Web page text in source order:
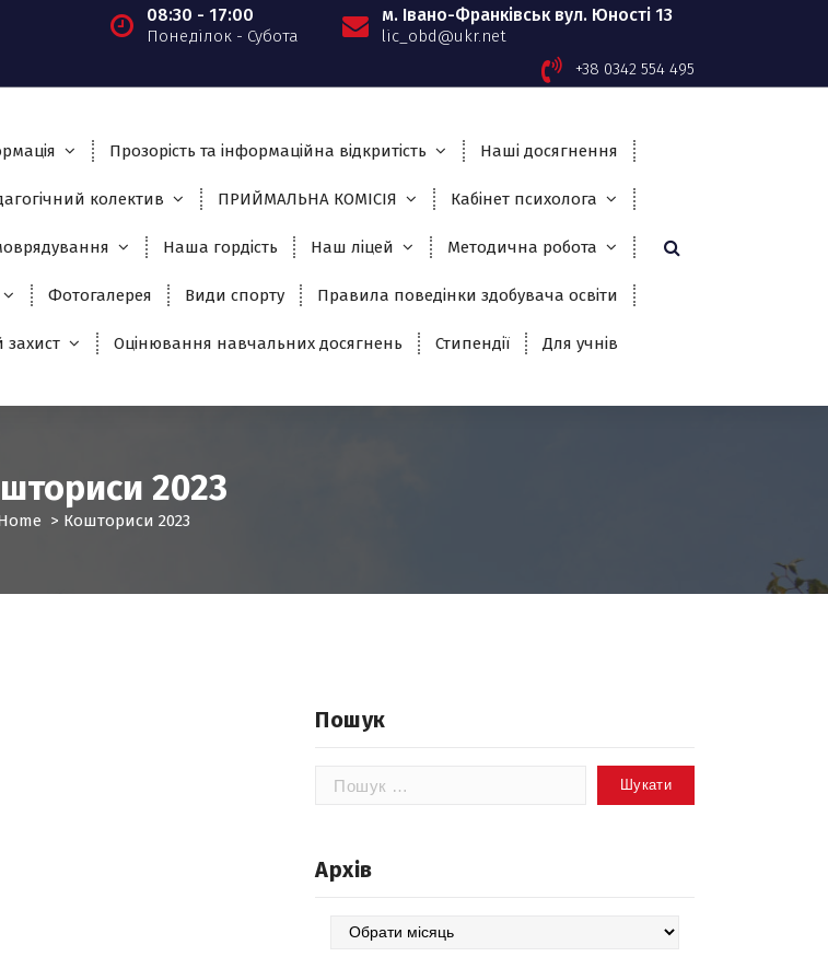
08:30 - 17:00
Понеділок - Субота
м. Івано-Франківськ вул. Юності 13
lic_obd@ukr.net
+38 0342 554 495
Прозорість та інформаційна відкритість Наші досягнення
колектив ПРИЙМАЛЬНА КОМІСІЯ Кабінет психолога
Наша гордість Наш ліцей Методична робота
Фотогалерея Види спорту Правила поведінки здобувача освіти
захист Оцінювання навчальних досягнень Стипендії Для учнів
2023
> Кошториси 2023
Пошук
Пошук:
Архів
Архів